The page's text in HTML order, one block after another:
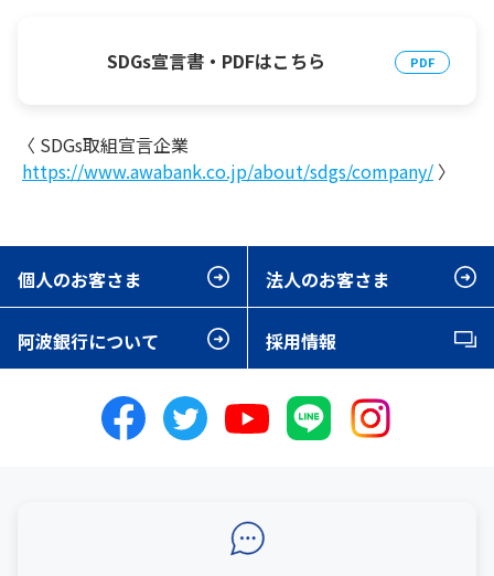
SDGs宣言書・PDFはこちら
〈 SDGs取組宣言企業
https://www.awabank.co.jp/about/sdgs/company/ 〉
個人のお客さま 法人のお客さま
阿波銀行について 採用情報